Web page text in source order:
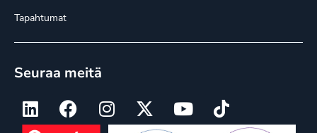
Tapahtumat
Seuraa meitä